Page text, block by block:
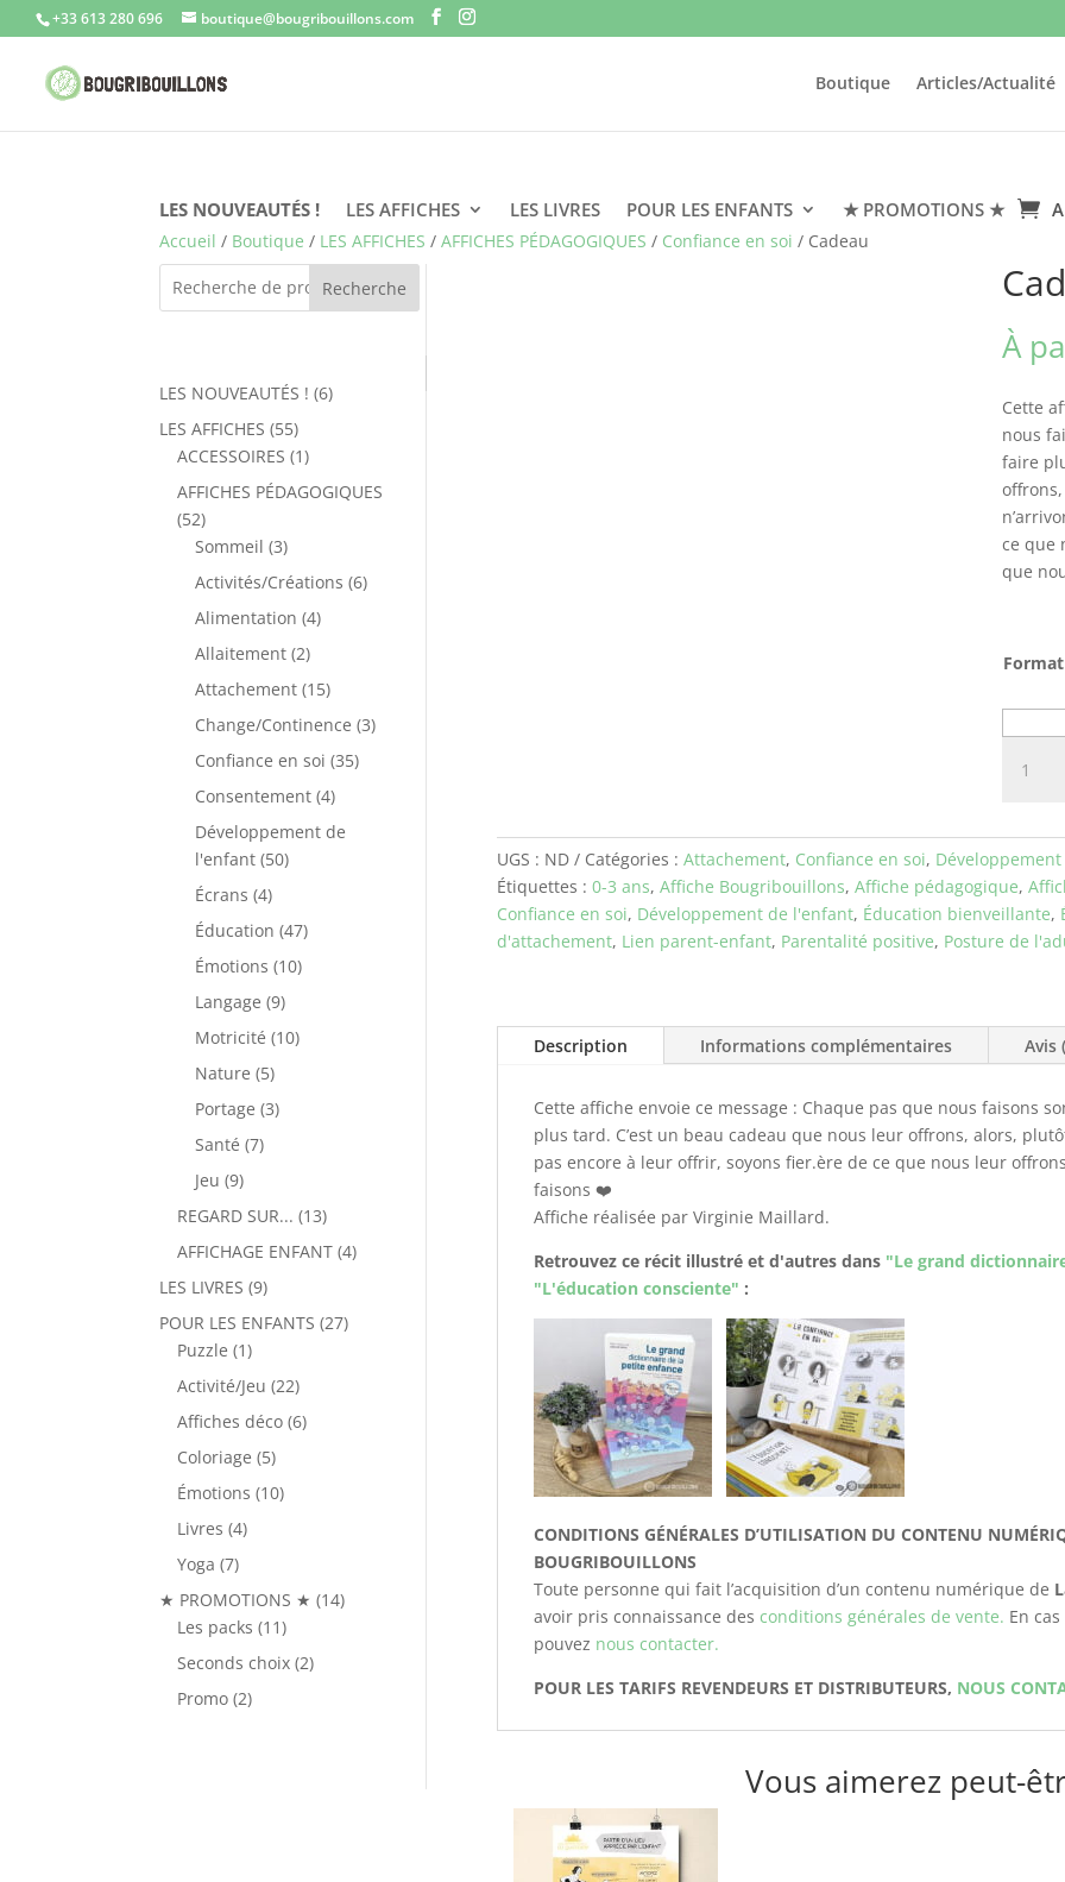
+33 613 280 696 boutique@bougribouillons.com
Boutique Articles/Actualité
LES NOUVEAUTÉS ! LES AFFICHES LES LIVRES POUR LES ENFANTS ★ PROMOTIONS ★
Accueil / Boutique / LES AFFICHES /AFFICHES PÉDAGOGIQUES / Confiance en soi / Cadeau
Recherche
LES NOUVEAUTÉS ! 66
LES AFFICHES 5555
produits
ACCESSOIRES 11
produit
AFFICHES PÉDAGOGIQUES
5252
produits
Sommeil 33
produits
Activités/Créations 66
Alimentation 44
Allaitement 22
produits
Attachement 1515
produits
Change/Continence 33
Confiance en soi 3535
Consentement 44
produits
Développement de
l'enfant 5050
Écrans 44
produits
Éducation 4747
Émotions 1010
Langage 99
produits
Motricité 1010
Nature 55
produits
Portage 33
Santé 77
Jeu 99
produits
REGARD SUR... 1313
produits
AFFICHAGE ENFANT 44
LES LIVRES 99
produits
POUR LES ENFANTS 2727
Puzzle 11
produit
Activité/Jeu 2222
produits
Affiches déco 66
Coloriage 55
produits
Émotions 1010
Livres 44
Yoga 77
produits
★ PROMOTIONS ★ 1414
Les packs 1111
produits
Seconds choix 22
Promo 22
À
Cette
nous
faire
ce que
que
Format
UGS : ND Catégories : Attachement, Confiance en soi,
Étiquettes : 0-3 ans, Affiche Bougribouillons, Affiche pédagogique,
Confiance en soi, Développement de l'enfant, Éducation bienveillante,
d'attachement, Lien parent-enfant, Parentalité positive, Posture de
Description Informations complémentaires Avis
Cette affiche envoie ce message : Chaque pas que nous faisons
plus tard. C’est un beau cadeau que nous leur offrons, alors,
pas encore à leur offrir, soyons fier.ère de ce que nous leur
faisons ❤️
Affiche réalisée par Virginie Maillard.
Retrouvez ce récit illustré et d'autres dans "Le grand
"L'éducation consciente" :
CONDITIONS GÉNÉRALES D’UTILISATION DU CONTENU
BOUGRIBOUILLONS
Toute personne qui fait l’acquisition d’un contenu numérique de
avoir pris connaissance des conditions générales de vente. En
pouvez nous contacter.
POUR LES TARIFS REVENDEURS ET DISTRIBUTEURS, NOUS
Vous aimerez peut-